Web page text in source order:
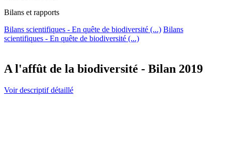
Bilans et rapports
Bilans scientifiques - En quête de biodiversité (...) Bilans
scientifiques - En quête de biodiversité (...)
A l'affût de la biodiversité - Bilan 2019
Voir descriptif détaillé